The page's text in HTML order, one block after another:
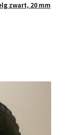
zwart, 20 mm